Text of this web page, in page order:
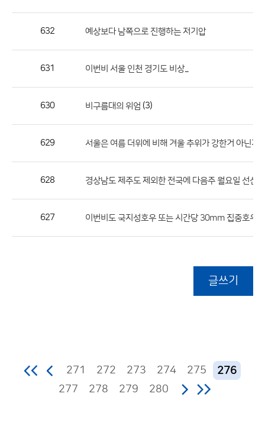
공
632 예상보다 남쪽으로 진행하는 저기압
631 이번비 서울 인천 경기도 비상...
630 비구름대의 위엄 (3)
629 서울은 여름 더위에 비해 겨울 추위가 강한거 아닌가
628 경상남도 제주도 제외한 전국에 다음주 월요일 선선
627 이번비도 국지성호우 또는 시간당 30mm 집중호우
글쓰기
271 272 273 274 275
276
277
278 279 280